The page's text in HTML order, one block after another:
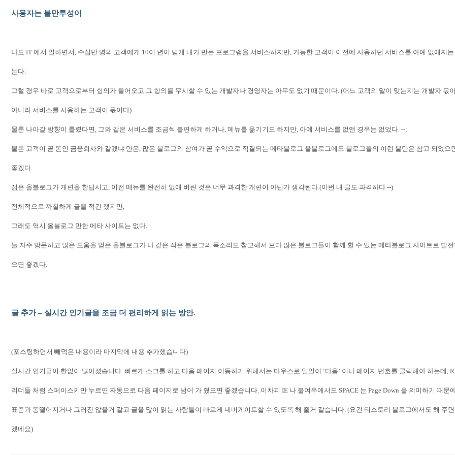
사용자는 불만투성이
나도 IT 에서 일하면서 수십만 명의 고객에게 10여 년이 넘게 내가 만든 프로그램을 서비스하지만 가능한 고객이 이전에 사용하던 서비스를 아예 없애지
는다
그럴 경우 바로 고객으로부터 항의가 들어오고 그 항의를 무시할 수 있는 개발자나 경영자는 아무도 없기 때문이다 . (어느 고객의 말이 맞는지는 개발자 몫이
아니라 서비스를 사용하는 고객이 몫이다)
물론 나아갈 방향이 틀렸다면 그와 같은 서비스를 조금씩 불편하게 하거나 메뉴를 옮기기도 하지만 아예 서비스를 없앤 경우는 없었다 . --;
물론 고객이 곧 돈인 금융회사와 같겠냐 만은 많은 블로그의 참여가 곧 수익으로 직결되는 메타블로그 올블로그에도 블로그들의 이런 불만은 참고 되었으
좋겠다
젊은 올블로그가 개편을 한답시고 이전 메뉴를 완전히 없애 버린 것은 너무 과격한 개편이 아닌가 생각된다 .(이번 내 글도 과격하다 --)
전체적으로 까칠하게 글을 적긴 했지만
그래도 역시 올블로그 만한 메타 사이트는 없다
늘 자주 방문하고 많은 도움을 얻은 올블로그가 나 같은 작은 블로그의 목소리도 참고해서 보다 많은 블로그들이 함께 할 수 있는 메타블로그 사이트로 발전
으면 좋겠다
글 추가– 실시간 인기글을 조금 더 편리하게 읽는 방안.
(포스팅하면서 빼먹은 내용이라 마지막에 내용 추가했습니다)
실시간 인기글이 한없이 많아졌습니다 빠르게 스크롤 하고 다음 페이지 이동하기 위해서는 마우스로 일일이 ‘다음’ 이나 페이지 번호를 클릭해야 하는데 ,
리더들 처럼 스페이스키만 누르면 자동으로 다음 페이지로 넘어 가 줬으면 좋겠습니다 어차피 IE 나 불여우에서도 SPACE 는 Page Down 을 의미하기 때문에
표준과 동떨어지거나 그러진 않을거 같고 글을 많이 읽는 사람들이 빠르게 네비게이트할 수 있도록 해 줄거 같습니다 . (요건 티스토리 블로그에서도 해 주
겠네요)